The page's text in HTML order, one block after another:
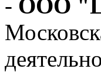
- ООО